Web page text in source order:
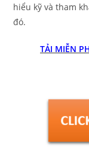
hiểu kỹ và tham
đó.
TẢI MIỄN